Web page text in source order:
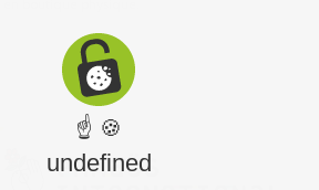
☝ 🍪
undefined